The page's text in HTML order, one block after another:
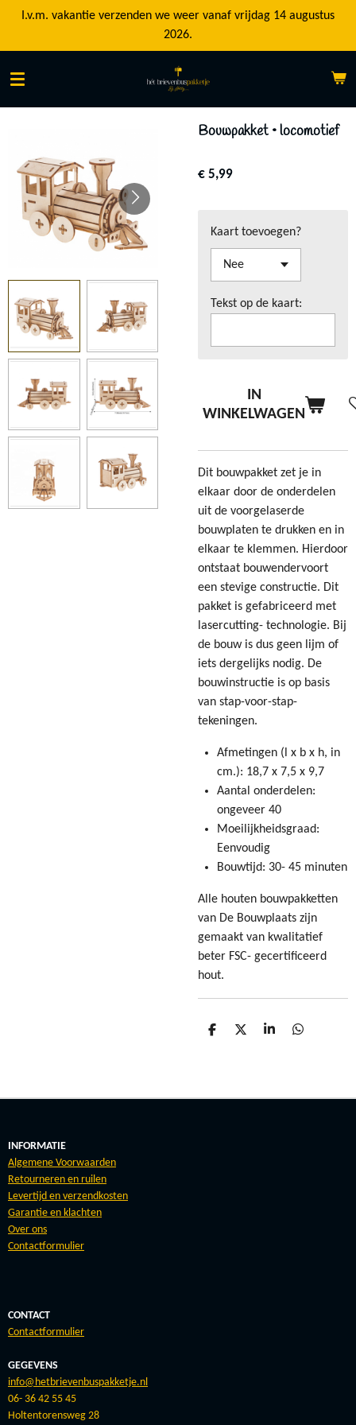
Ga
naar
de
I.v.m. vakantie verzenden we weer vanaf vrijdag 14 augustus
2026.
Bouwpakket • locomotief
€ 5,99
Kaart toevoegen?
Tekst op de kaart:
IN
WINKELWAGEN
Dit bouwpakket zet je in
elkaar door de onderdelen
uit de voorgelaserde
bouwplaten te drukken en in
elkaar te klemmen. Hierdoor
ontstaat bouwendervoort
een stevige constructie. Dit
pakket is gefabriceerd met
lasercutting- technologie. Bij
de bouw is dus geen lijm of
iets dergelijks nodig. De
bouwinstructie is op basis
van stap-voor-stap-
tekeningen.
Afmetingen (l x b x h, in
cm.): 18,7 x 7,5 x 9,7
Aantal onderdelen:
ongeveer 40
Moeilijkheidsgraad:
Eenvoudig
Bouwtijd: 30- 45 minuten
Alle houten bouwpakketten
van De Bouwplaats zijn
gemaakt van kwalitatief
beter FSC- gecertificeerd
hout.
D
D
S
D
INFORMATIE
Algemene Voorwaarden
Retourneren en ruilen
Levertijd en verzendkosten
Garantie en klachten
Over ons
Contactformulier
CONTACT
Contactformulier
GEGEVENS
info@hetbrievenbuspakketje.nl
06- 36 42 55 45
Holtentorensweg 28